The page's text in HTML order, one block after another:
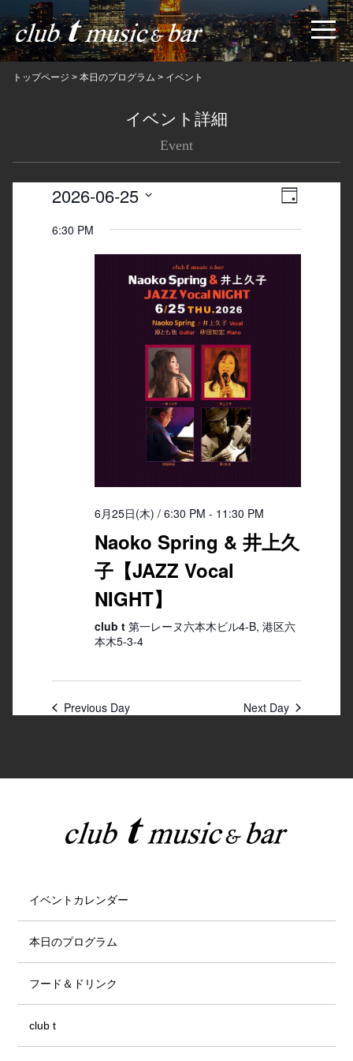
トップページ > 本日のプログラム > イベント
イベント詳細
Event
Views
Event
日
2026-06-25
date.
6:30 PM
6月25日(木) / 6:30 PM - 11:30 PM
Naoko Spring & 井上久
子【JAZZ Vocal
NIGHT】
club t 第一レーヌ六本木ビル4-B, 港区六
本木5-3-4
Previous Day Next Day
イベントカレンダー
本日のプログラム
フード＆ドリンク
club t